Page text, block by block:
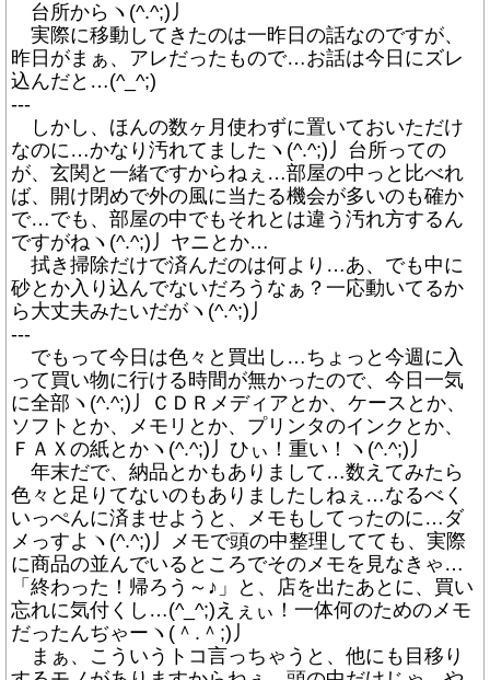
台所からヽ(^.^;)丿
実際に移動してきたのは一昨日の話なのですが、
昨日がまぁ、アレだったもので…お話は今日にズレ
込んだと…(^_^;)
---
しかし、ほんの数ヶ月使わずに置いておいただけ
なのに…かなり汚れてましたヽ(^.^;)丿台所っての
が、玄関と一緒ですからねぇ…部屋の中っと比べれ
ば、開け閉めで外の風に当たる機会が多いのも確か
で…でも、部屋の中でもそれとは違う汚れ方するん
ですがねヽ(^.^;)丿ヤニとか…
拭き掃除だけで済んだのは何より…あ、でも中に
砂とか入り込んでないだろうなぁ？一応動いてるか
ら大丈夫みたいだがヽ(^.^;)丿
---
でもって今日は色々と買出し…ちょっと今週に入
って買い物に行ける時間が無かったので、今日一気
に全部ヽ(^.^;)丿ＣＤＲメディアとか、ケースとか、
ソフトとか、メモリとか、プリンタのインクとか、
ＦＡＸの紙とかヽ(^.^;)丿ひぃ！重い！ヽ(^.^;)丿
年末だで、納品とかもありまして…数えてみたら
色々と足りてないのもありましたしねぇ…なるべく
いっぺんに済ませようと、メモもしてったのに…ダ
メっすよヽ(^.^;)丿メモで頭の中整理してても、実際
に商品の並んでいるところでそのメモを見なきゃ…
「終わった！帰ろう～♪」と、店を出たあとに、買い
忘れに気付くし…(^_^;)えぇぃ！一体何のためのメモ
だったんぢゃーヽ(＾.＾;)丿
まぁ、こういうトコ言っちゃうと、他にも目移り